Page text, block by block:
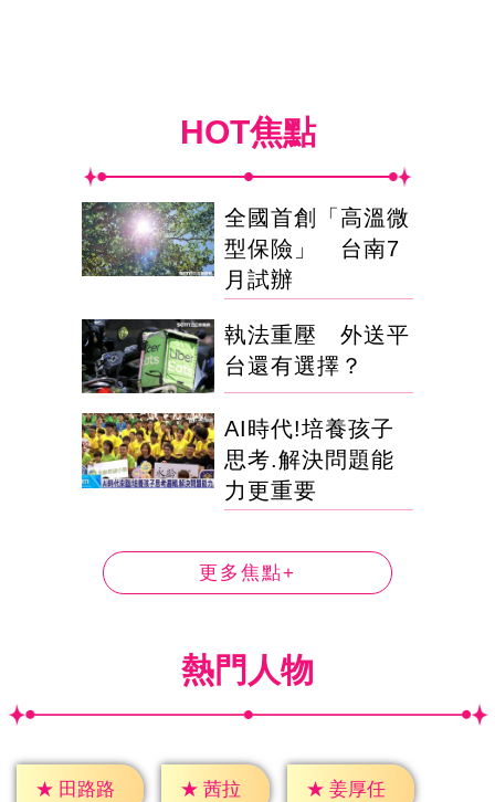
HOT焦點
全國首創「高溫微
型保險」 台南7
月試辦
執法重壓 外送平
台還有選擇？
AI時代!培養孩子
思考.解決問題能
力更重要
更多焦點+
熱門人物
★ 田路路 ★ 茜拉 ★ 姜厚任